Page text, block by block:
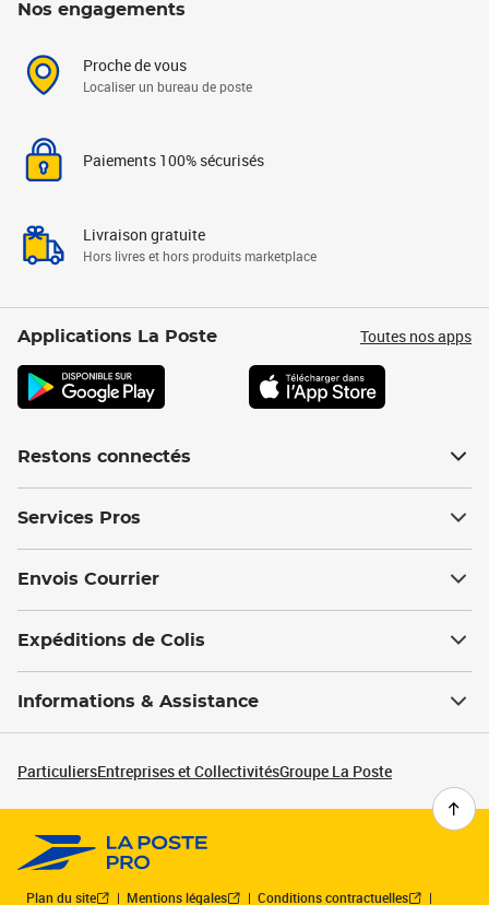
Nos engagements
Proche de vous
Localiser un bureau de poste
Paiements 100% sécurisés
Livraison gratuite
Hors livres et hors produits marketplace
Applications La Poste Toutes nos apps
Restons connectés
Services Pros
Envois Courrier
Expéditions de Colis
Informations & Assistance
ParticuliersEntreprises et CollectivitésGroupe La Poste
Plan du site Mentions légales Conditions contractuelles